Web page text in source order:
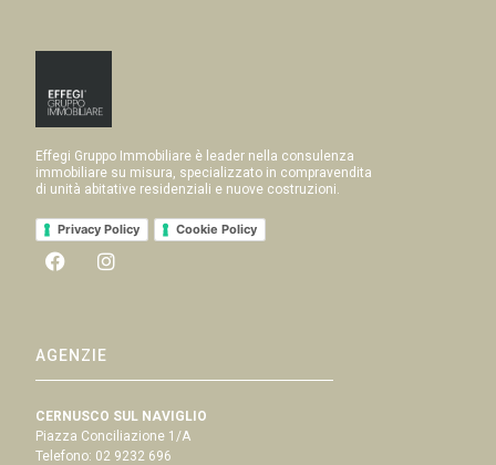
Effegi Gruppo Immobiliare è leader nella consulenza
immobiliare su misura, specializzato in compravendita
di unità abitative residenziali e nuove costruzioni.
Privacy Policy Cookie Policy
AGENZIE
CERNUSCO SUL NAVIGLIO
Piazza Conciliazione 1/A
Telefono: 02 9232 696